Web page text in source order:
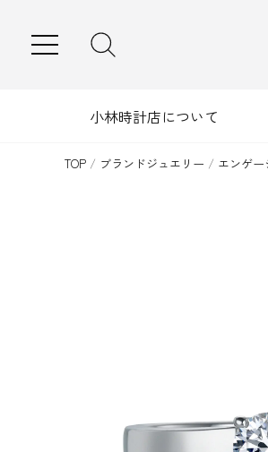
小林時計店について
TOP / ブランドジュエリー / エンゲ